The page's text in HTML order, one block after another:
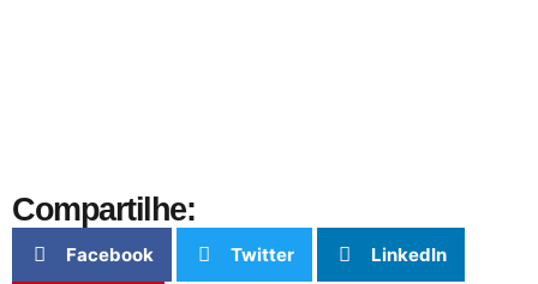
Compartilhe:
Facebook Twitter LinkedIn